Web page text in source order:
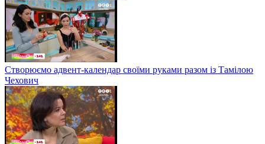
Створюємо адвент-календар своїми руками разом із Тамілою
Чехович